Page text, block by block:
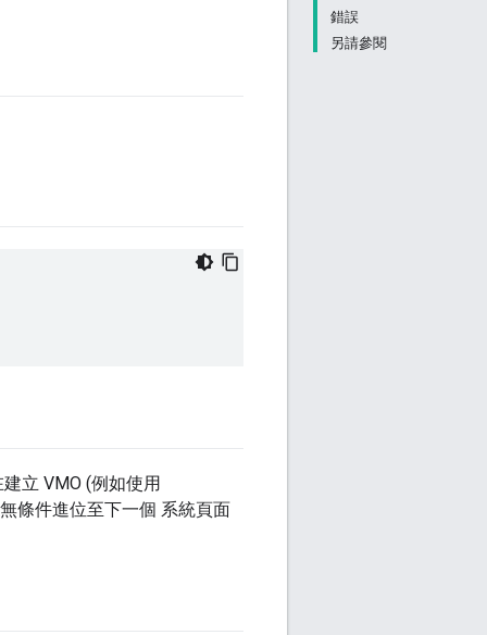
錯誤
另請參閱
立 VMO (例如使用
條件進位至下一個 系統頁面